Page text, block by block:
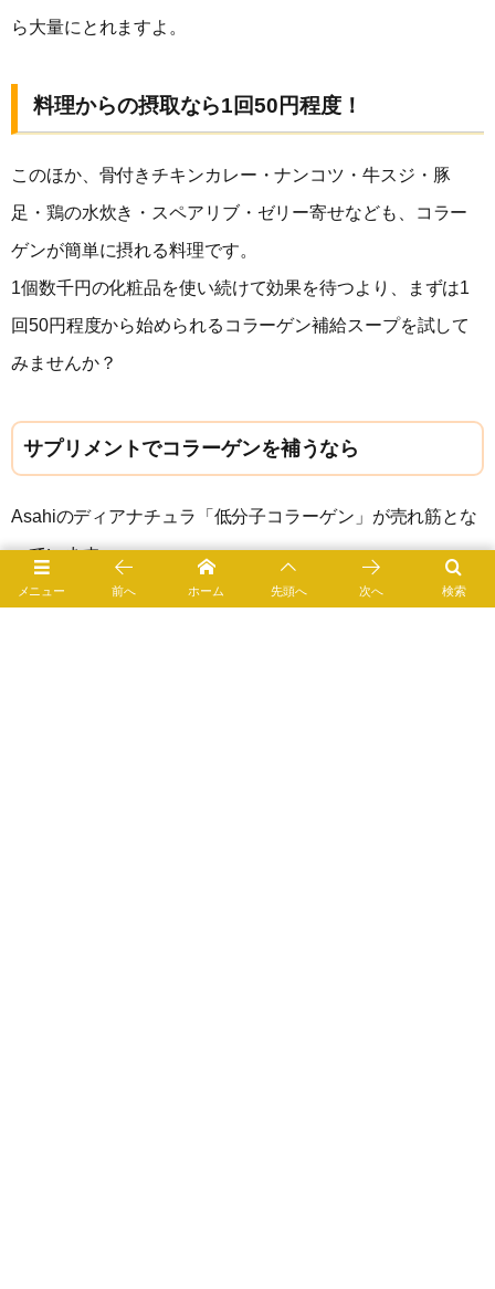
ら大量にとれますよ。
料理からの摂取なら1回50円程度！
このほか、骨付きチキンカレー・ナンコツ・牛スジ・豚
足・鶏の水炊き・スペアリブ・ゼリー寄せなども、コラー
ゲンが簡単に摂れる料理です。
1個数千円の化粧品を使い続けて効果を待つより、まずは1
回50円程度から始められるコラーゲン補給スープを試して
みませんか？
サプリメントでコラーゲンを補うなら
Asahiのディアナチュラ「低分子コラーゲン」が売れ筋とな
っています。
メニュー 検索
前へ ホーム 先頭へ 次へ